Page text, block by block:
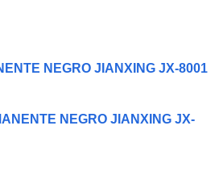
NEGRO JIANXING JX-8001
NEGRO JIANXING JX-